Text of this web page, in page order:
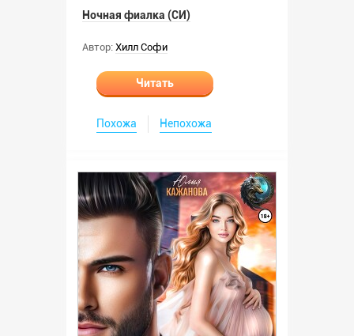
Ночная фиалка (СИ)
Автор: Хилл Софи
Читать
Похожа Непохожа